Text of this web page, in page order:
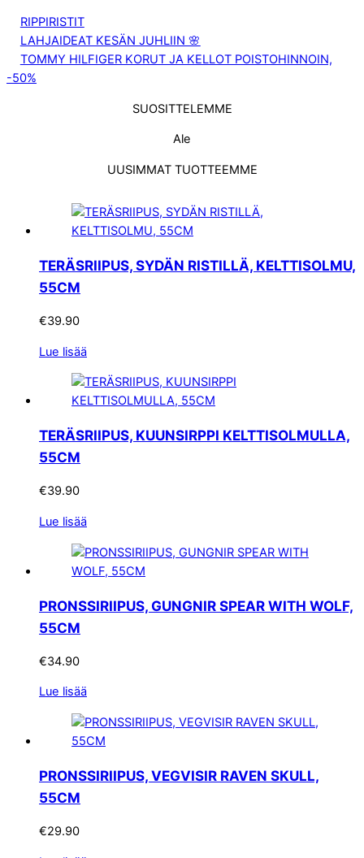
RIPPIRISTIT
LAHJAIDEAT KESÄN JUHLIIN 🌸
TOMMY HILFIGER KORUT JA KELLOT POISTOHINNOIN,
-50%
SUOSITTELEMME
Ale
UUSIMMAT TUOTTEEMME
TERÄSRIIPUS, SYDÄN RISTILLÄ, KELTTISOLMU,
55CM
€39.90
Lue lisää
TERÄSRIIPUS, KUUNSIRPPI KELTTISOLMULLA,
55CM
€39.90
Lue lisää
PRONSSIRIIPUS, GUNGNIR SPEAR WITH WOLF,
55CM
€34.90
Lue lisää
PRONSSIRIIPUS, VEGVISIR RAVEN SKULL,
55CM
€29.90